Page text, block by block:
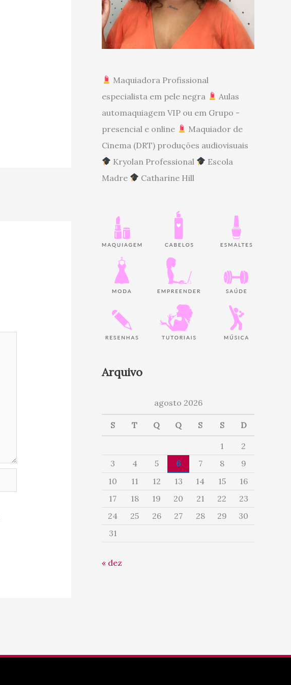
Maquiadora Profissional
especialista em pele negra
Aulas
automaquiagem VIP ou em Grupo -
presencial e online
Maquiador de
Cinema (DRT) produções audiovisuais
Kryolan Professional
Escola
Madre
Catharine Hill
Arquivo
agosto 2026
S T Q Q S S D
1
2
3
4 5 6 7 8
9
10
11 12 13 14 15
16
17
18 19 20 21 22
23
24
25 26 27 28 29
30
31
« dez